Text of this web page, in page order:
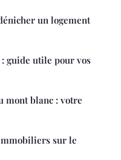
un logement
guide utile pour vos
mont blanc : votre
sur le